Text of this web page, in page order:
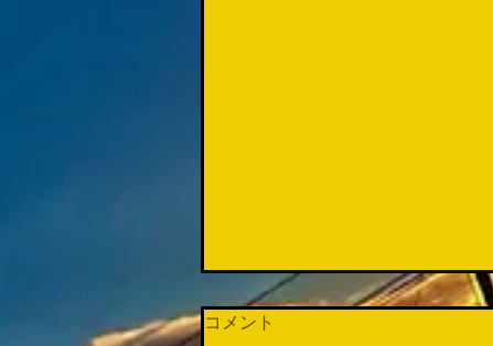
コメント